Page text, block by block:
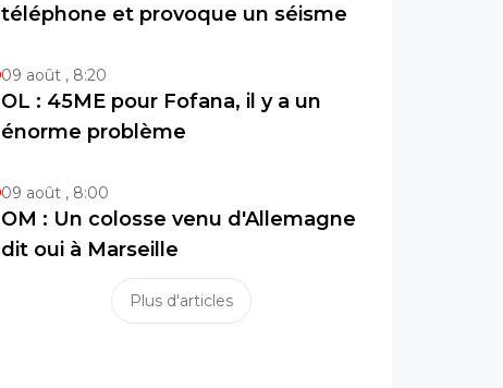
téléphone et provoque un séisme
09 août , 8:20
OL : 45ME pour Fofana, il y a un
énorme problème
09 août , 8:00
OM : Un colosse venu d'Allemagne
dit oui à Marseille
Plus d'articles